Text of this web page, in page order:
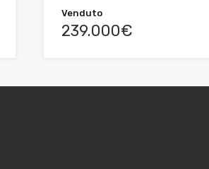
Venduto
239.000€